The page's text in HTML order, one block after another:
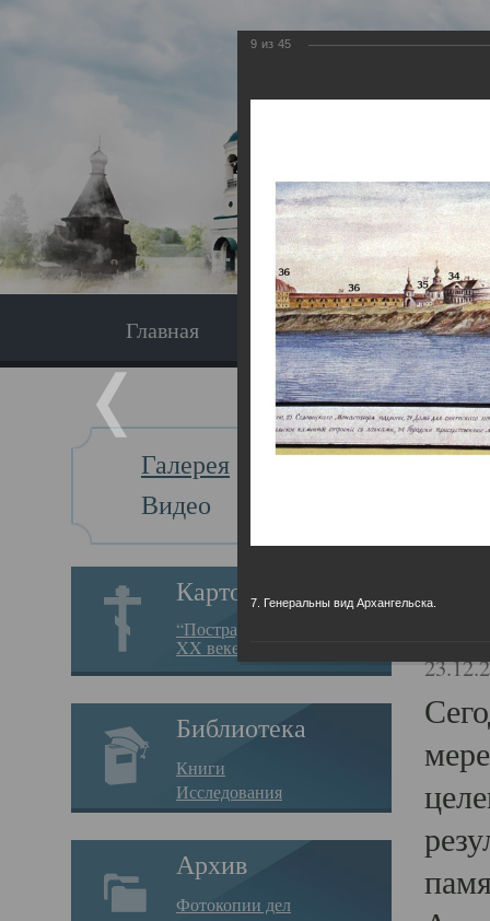
Главная Экскурсия
Галерея
Видео
Картотека
“Пострадавшие за веру в
XX веке на Севере”
Библиотека
Книги
Исследования
Архив
Фотокопии дел
Главная
9 из 45
7. Генеральны вид Архангельска.